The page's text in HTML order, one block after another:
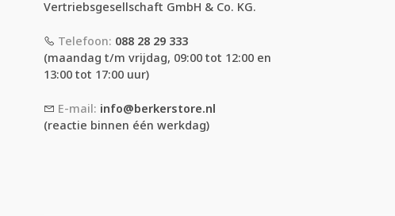
Vertriebsgesellschaft GmbH & Co. KG.
Telefoon: 088 28 29 333
(maandag t/m vrijdag, 09:00 tot 12:00 en
13:00 tot 17:00 uur)
E-mail: info@berkerstore.nl
(reactie binnen één werkdag)